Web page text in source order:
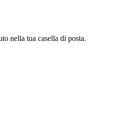
nella tua casella di posta.